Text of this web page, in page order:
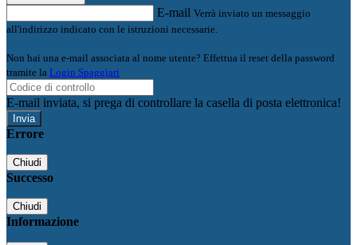
E-mail Verrà inviato un messaggio
all'indirizzo indicato con le istruzioni necessarie.
Non hai una e-mail associata al nome utente? Effettua il reset della password
tramite la Login Spaggiari
E-mail inviata, si prega di controllare la casella di posta elettronica!
Errore
Chiudi
Successo
Chiudi
Informazione